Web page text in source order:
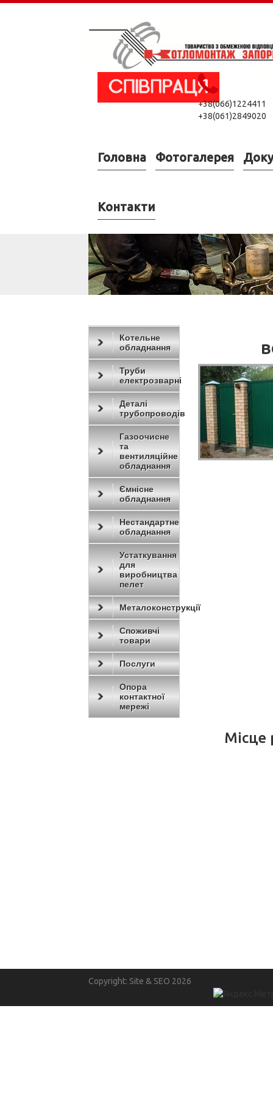
+38(066)1224411
+38(061)2849020
Головна Фотогалерея
Контакти
Котельне
обладнання
Труби
електрозварні
Деталі
трубопроводів
Газоочисне
та
вентиляційне
обладнання
Ємнісне
обладнання
Нестандартне
обладнання
Устаткування
для
виробництва
пелет
Металоконструкції
Споживчі
товари
Послуги
Опора
контактної
мережі
Місце
Copyright: Site & SEO 2026